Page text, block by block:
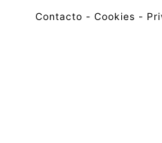
Contacto - Cookies -